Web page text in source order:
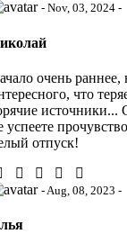
- Nov, 03, 2024 -
очень
что
источники...
успеете
отпуск!
- Aug, 08, 2023 -